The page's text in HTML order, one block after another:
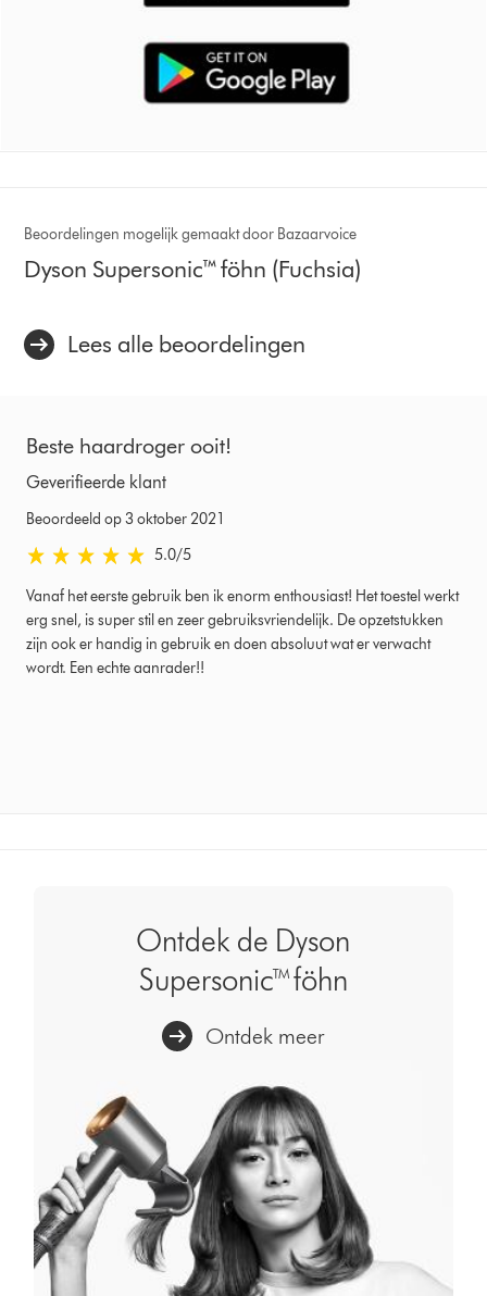
Beoordelingen mogelijk gemaakt door Bazaarvoice
Dyson Supersonic™ föhn (Fuchsia)
Lees alle beoordelingen
Beste haardroger ooit!
Geverifieerde klant
Beoordeeld op 3 oktober 2021
5.0
sterren
van
5
van
5.0/5
Vanaf het eerste gebruik ben ik enorm enthousiast! Het toestel werkt
erg snel, is super stil en zeer gebruiksvriendelijk. De opzetstukken
zijn ook er handig in gebruik en doen absoluut wat er verwacht
wordt. Een echte aanrader!!
Ontdek de Dyson
Supersonic™ föhn
Ontdek meer